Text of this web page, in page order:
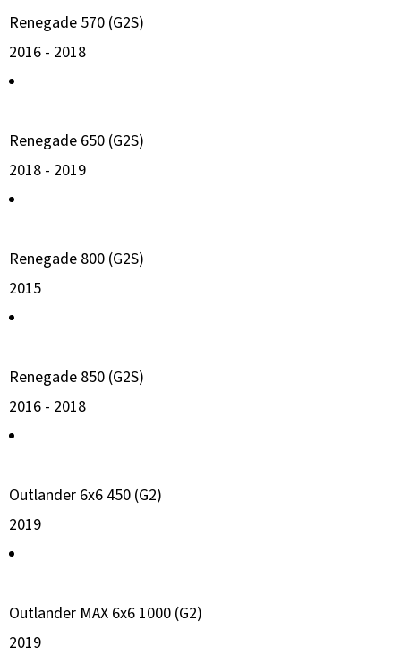
Renegade 570 (G2S)
2016 - 2018
Renegade 650 (G2S)
2018 - 2019
Renegade 800 (G2S)
2015
Renegade 850 (G2S)
2016 - 2018
Outlander 6x6 450 (G2)
2019
Outlander MAX 6x6 1000 (G2)
2019